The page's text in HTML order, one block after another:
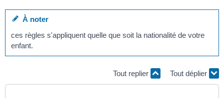
À noter
ces règles s'appliquent quelle que soit la nationalité de votre
enfant.
Tout replier Tout déplier